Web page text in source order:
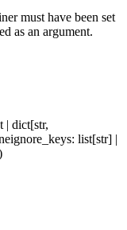
must have been set
as an argument.
| dict[str,
ignore_keys: list[str] |